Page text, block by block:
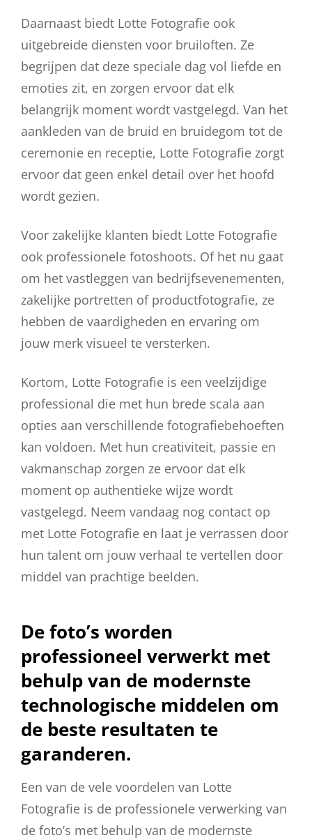
Daarnaast biedt Lotte Fotografie ook
uitgebreide diensten voor bruiloften. Ze
begrijpen dat deze speciale dag vol liefde en
emoties zit, en zorgen ervoor dat elk
belangrijk moment wordt vastgelegd. Van het
aankleden van de bruid en bruidegom tot de
ceremonie en receptie, Lotte Fotografie zorgt
ervoor dat geen enkel detail over het hoofd
wordt gezien.
Voor zakelijke klanten biedt Lotte Fotografie
ook professionele fotoshoots. Of het nu gaat
om het vastleggen van bedrijfsevenementen,
zakelijke portretten of productfotografie, ze
hebben de vaardigheden en ervaring om
jouw merk visueel te versterken.
Kortom, Lotte Fotografie is een veelzijdige
professional die met hun brede scala aan
opties aan verschillende fotografiebehoeften
kan voldoen. Met hun creativiteit, passie en
vakmanschap zorgen ze ervoor dat elk
moment op authentieke wijze wordt
vastgelegd. Neem vandaag nog contact op
met Lotte Fotografie en laat je verrassen door
hun talent om jouw verhaal te vertellen door
middel van prachtige beelden.
De foto’s worden
professioneel verwerkt met
behulp van de modernste
technologische middelen om
de beste resultaten te
garanderen.
Een van de vele voordelen van Lotte
Fotografie is de professionele verwerking van
de foto’s met behulp van de modernste